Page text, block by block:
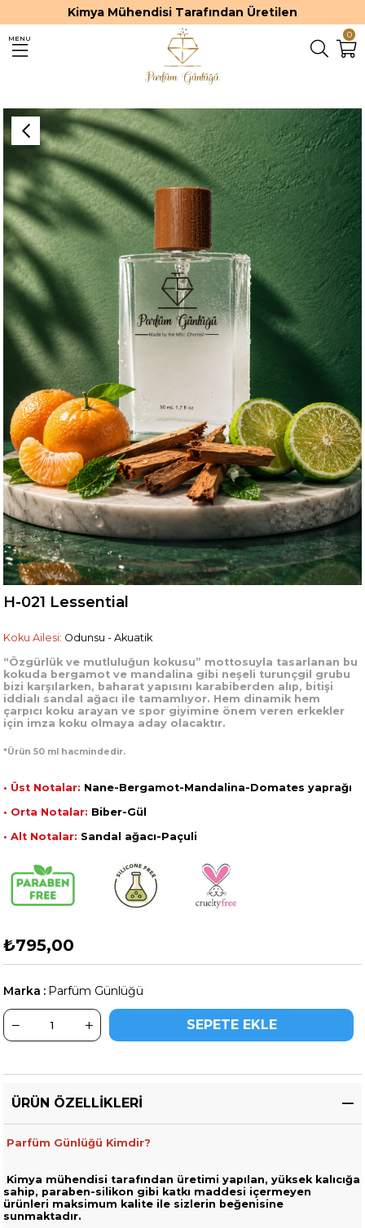
Kimya Mühendisi Tarafından Üretilen
0
MENU
H-021 Lessential
Koku Ailesi: Odunsu - Akuatik
“Özgürlük ve mutluluğun kokusu” mottosuyla tasarlanan bu
kokuda bergamot ve mandalina gibi neşeli turunçgil grubu
bizi karşılarken, baharat yapısını karabiberden alıp, bitişi
iddialı sandal ağacı ile tamamlıyor. Hem dinamik hem
çarpıcı koku arayan ve spor giyimine önem veren erkekler
için imza koku olmaya aday olacaktır.
*Ürün 50 ml hacmindedir.
• Üst Notalar: Nane-Bergamot-Mandalina-Domates yaprağı
• Orta Notalar: Biber-Gül
• Alt Notalar: Sandal ağacı-Paçuli
₺795,00
Marka : Parfüm Günlüğü
ÜRÜN ÖZELLIKLERI
Parfüm Günlüğü Kimdir?
Kimya mühendisi tarafından üretimi yapılan, yüksek kalıcığa
sahip, paraben-silikon gibi katkı maddesi içermeyen
ürünleri maksimum kalite ile sizlerin beğenisine
sunmaktadır.